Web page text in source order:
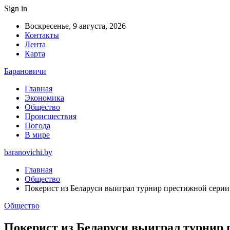
Sign in
Воскресенье, 9 августа, 2026
Контакты
Лента
Карта
Барановичи
Главная
Экономика
Общество
Происшествия
Погода
В мире
baranovichi.by
Главная
Общество
Покерист из Беларуси выиграл турнир престижной серии
Общество